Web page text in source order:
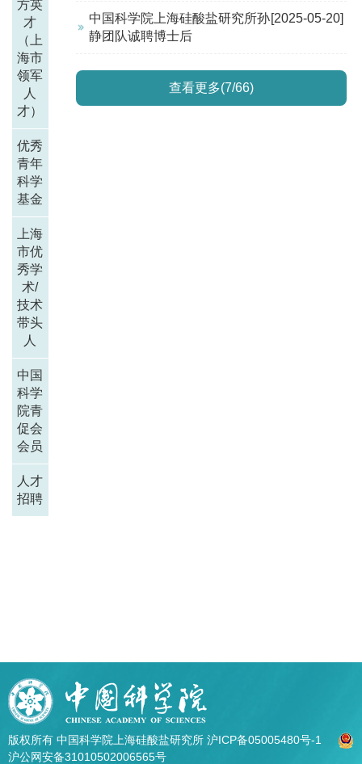
方英
才
（上
海市
领军
人
才）
优秀
青年
科学
基金
上海
市优
秀学
术/
技术
带头
人
中国
科学
院青
促会
会员
人才
招聘
[2025-05-20]
中国科学院上海硅酸盐研究所孙
静团队诚聘博士后
查看更多(7/66)
版权所有 中国科学院上海硅酸盐研究所 沪ICP备05005480号-1
沪公网安备31010502006565号